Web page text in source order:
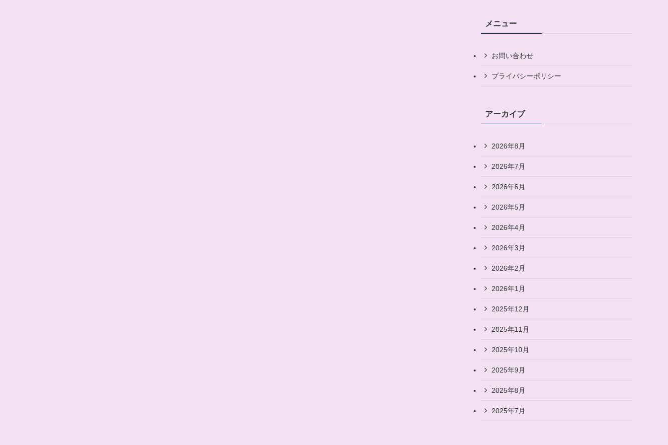
メニュー
お問い合わせ
プライバシーポリシー
アーカイブ
2026年8月
2026年7月
2026年6月
2026年5月
2026年4月
2026年3月
2026年2月
2026年1月
2025年12月
2025年11月
2025年10月
2025年9月
2025年8月
2025年7月